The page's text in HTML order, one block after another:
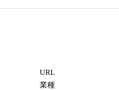
URL
業種